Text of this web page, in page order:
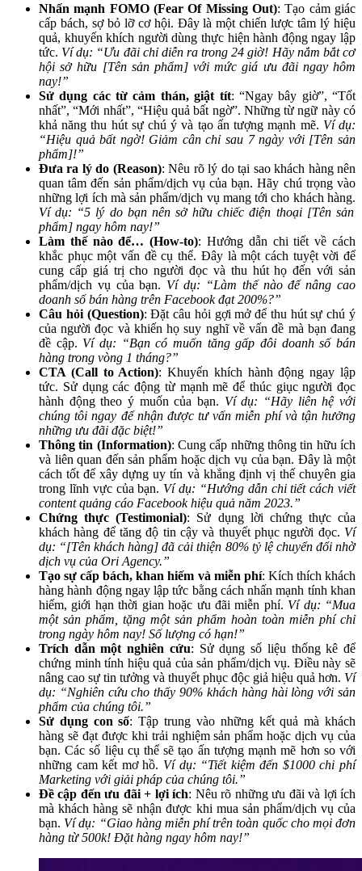
Nhấn mạnh FOMO (Fear Of Missing Out): Tạo cảm giác
cấp bách, sợ bỏ lỡ cơ hội. Đây là một chiến lược tâm lý hiệu
quả, khuyến khích người dùng thực hiện hành động ngay lập
tức. Ví dụ: “Ưu đãi chỉ diễn ra trong 24 giờ! Hãy nắm bắt cơ
hội sở hữu [Tên sản phẩm] với mức giá ưu đãi ngay hôm
nay!”
Sử dụng các từ cảm thán, giật tít: “Ngay bây giờ”, “Tốt
nhất”, “Mới nhất”, “Hiệu quả bất ngờ”. Những từ ngữ này có
khả năng thu hút sự chú ý và tạo ấn tượng mạnh mẽ. Ví dụ:
“Hiệu quả bất ngờ! Giảm cân chỉ sau 7 ngày với [Tên sản
phẩm]!”
Đưa ra lý do (Reason): Nêu rõ lý do tại sao khách hàng nên
quan tâm đến sản phẩm/dịch vụ của bạn. Hãy chú trọng vào
những lợi ích mà sản phẩm/dịch vụ mang tới cho khách hàng.
Ví dụ: “5 lý do bạn nên sở hữu chiếc điện thoại [Tên sản
phẩm] ngay hôm nay!”
Làm thế nào để… (How-to): Hướng dẫn chi tiết về cách
khắc phục một vấn đề cụ thể. Đây là một cách tuyệt vời để
cung cấp giá trị cho người đọc và thu hút họ đến với sản
phẩm/dịch vụ của bạn. Ví dụ: “Làm thế nào để nâng cao
doanh số bán hàng trên Facebook đạt 200%?”
Câu hỏi (Question): Đặt câu hỏi gợi mở để thu hút sự chú ý
của người đọc và khiến họ suy nghĩ về vấn đề mà bạn đang
đề cập. Ví dụ: “Bạn có muốn tăng gấp đôi doanh số bán
hàng trong vòng 1 tháng?”
CTA (Call to Action): Khuyến khích hành động ngay lập
tức. Sử dụng các động từ mạnh mẽ để thúc giục người đọc
hành động theo ý muốn của bạn. Ví dụ: “Hãy liên hệ với
chúng tôi ngay để nhận được tư vấn miễn phí và tận hưởng
những ưu đãi đặc biệt!”
Thông tin (Information): Cung cấp những thông tin hữu ích
và liên quan đến sản phẩm hoặc dịch vụ của bạn. Đây là một
cách tốt để xây dựng uy tín và khẳng định vị thế chuyên gia
trong lĩnh vực của bạn. Ví dụ: “Hướng dẫn chi tiết cách viết
content quảng cáo Facebook hiệu quả năm 2023.”
Chứng thực (Testimonial): Sử dụng lời chứng thực của
khách hàng để tăng độ tin cậy và thuyết phục người đọc. Ví
dụ: “[Tên khách hàng] đã cải thiện 80% tỷ lệ chuyển đổi nhờ
dịch vụ của Ori Agency.”
Tạo sự cấp bách, khan hiếm và miễn phí: Kích thích khách
hàng hành động ngay lập tức bằng cách nhấn mạnh tính khan
hiếm, giới hạn thời gian hoặc ưu đãi miễn phí. Ví dụ: “Mua
một sản phẩm, tặng một sản phẩm hoàn toàn miễn phí chỉ
trong ngày hôm nay! Số lượng có hạn!”
Trích dẫn một nghiên cứu: Sử dụng số liệu thống kê để
chứng minh tính hiệu quả của sản phẩm/dịch vụ. Điều này sẽ
nâng cao sự tin tưởng và thuyết phục độc giả hiệu quả hơn. Ví
dụ: “Nghiên cứu cho thấy 90% khách hàng hài lòng với sản
phẩm của chúng tôi.”
Sử dụng con số: Tập trung vào những kết quả mà khách
hàng sẽ đạt được khi trải nghiệm sản phẩm hoặc dịch vụ của
bạn. Các số liệu cụ thể sẽ tạo ấn tượng mạnh mẽ hơn so với
những cam kết mơ hồ. Ví dụ: “Tiết kiệm đến $1000 chi phí
Marketing với giải pháp của chúng tôi.”
Đề cập đến ưu đãi + lợi ích: Nêu rõ những ưu đãi và lợi ích
mà khách hàng sẽ nhận được khi mua sản phẩm/dịch vụ của
bạn. Ví dụ: “Giao hàng miễn phí trên toàn quốc cho mọi đơn
hàng từ 500k! Đặt hàng ngay hôm nay!”